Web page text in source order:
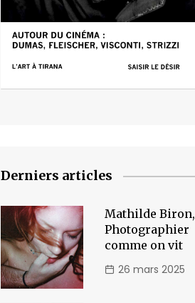
Derniers articles
Mathilde Biron,
Photographier
comme on vit
26 mars 2025